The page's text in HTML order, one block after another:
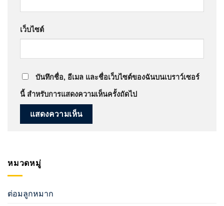
เว็บไซต์
บันทึกชื่อ, อีเมล และชื่อเว็บไซต์ของฉันบนเบราว์เซอร์
นี้ สำหรับการแสดงความเห็นครั้งถัดไป
หมวดหมู่
ต่อมลูกหมาก